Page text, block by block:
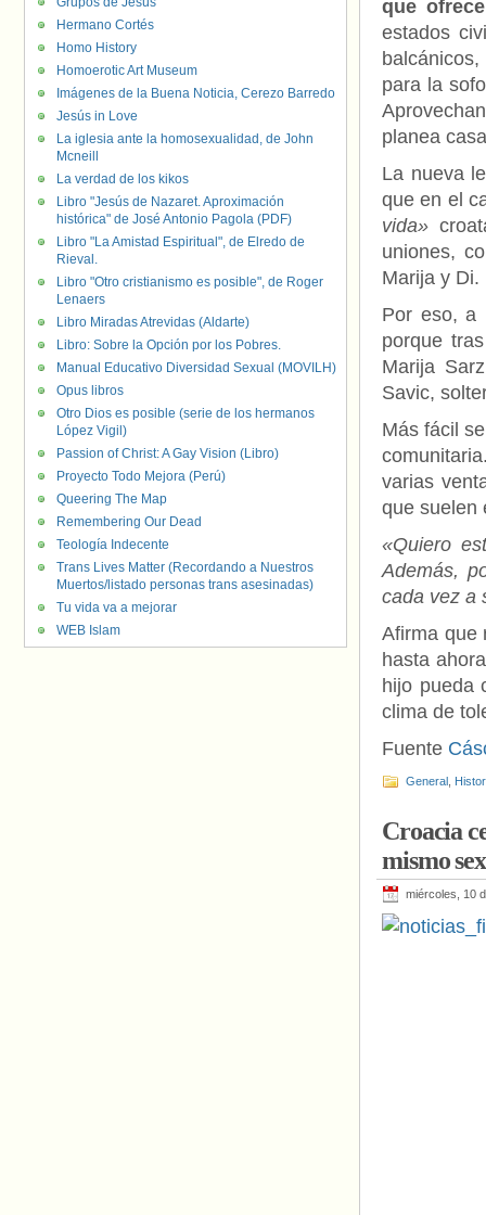
que
estados
para la
planea
La nueva
que en el
vida»
uniones,
Marija y Di.
Por eso, a
porque
Marija
Savic,
Más fácil
varias
que suelen
«Quiero
Además,
cada vez a
Afirma que
hasta
hijo pueda
clima de
Fuente
General
Croacia
mismo
miércoles, 10
Hermano Cortés
Homo History
Homoerotic Art Museum
Imágenes de la Buena Noticia, Cerezo Barredo
Jesús in Love
La iglesia ante la homosexualidad, de John
Mcneill
La verdad de los kikos
Libro "Jesús de Nazaret. Aproximación
histórica" de José Antonio Pagola (PDF)
Libro "La Amistad Espiritual", de Elredo de
Rieval.
Libro "Otro cristianismo es posible", de Roger
Lenaers
Libro Miradas Atrevidas (Aldarte)
Libro: Sobre la Opción por los Pobres.
Manual Educativo Diversidad Sexual (MOVILH)
Opus libros
Otro Dios es posible (serie de los hermanos
López Vigil)
Passion of Christ: A Gay Vision (Libro)
Proyecto Todo Mejora (Perú)
Queering The Map
Remembering Our Dead
Teología Indecente
Trans Lives Matter (Recordando a Nuestros
Muertos/listado personas trans asesinadas)
Tu vida va a mejorar
WEB Islam